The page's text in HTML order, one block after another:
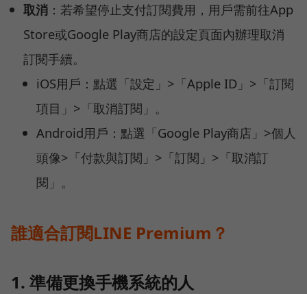
取消 ：若希望停止支付訂閱費用，用戶需前往App
Store或Google Play商店的設定頁面內辦理取消
訂閱手續。
iOS用戶：點選「設定」>「Apple ID」>「訂閱
項目」>「取消訂閱」。
Android用戶：點選「Google Play商店」>個人
頭像>「付款與訂閱」>「訂閱」>「取消訂
閱」。
誰適合訂閱LINE Premium？
1. 準備更換手機系統的人